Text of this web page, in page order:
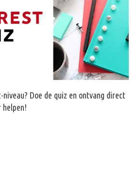
Doe de quiz en ontvang direct
helpen!